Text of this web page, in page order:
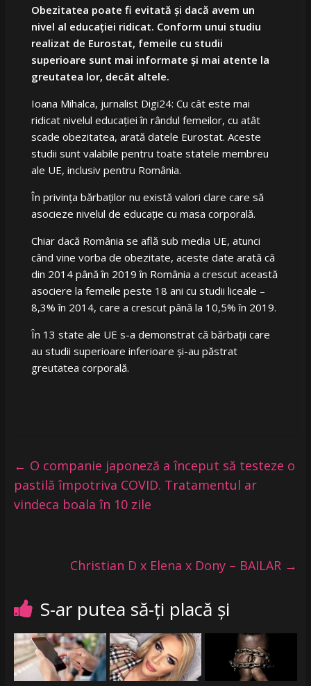
Obezitatea poate fi evitată și dacă avem un
nivel al educației ridicat. Conform unui studiu
realizat de Eurostat, femeile cu studii
superioare sunt mai informate și mai atente la
greutatea lor, decât altele.
Ioana Mihalca, jurnalist Digi24: Cu cât este mai
ridicat nivelul educației în rândul femeilor, cu atât
scade obezitatea, arată datele Eurostat. Aceste
studii sunt valabile pentru toate statele membreu
ale UE, inclusiv pentru România.
În privința bărbaților nu există valori clare care să
asocieze nivelul de educație cu masa corporală.
Chiar dacă România se află sub media UE, atunci
când vine vorba de obezitate, aceste date arată că
din 2014 până în 2019 în România a crescut această
asociere la femeile peste 18 ani cu studii liceale –
8,3% în 2014, care a crescut până la 10,5% în 2019.
În 13 state ale UE s-a demonstrat că bărbații care
au studii superioare inferioare și-au păstrat
greutatea corporală.
← O companie japoneză a început să testeze o
pastilă împotriva COVID. Tratamentul ar
vindeca boala în 10 zile
Christian D x Elena x Dony – BAILAR →
S-ar putea să-ți placă și